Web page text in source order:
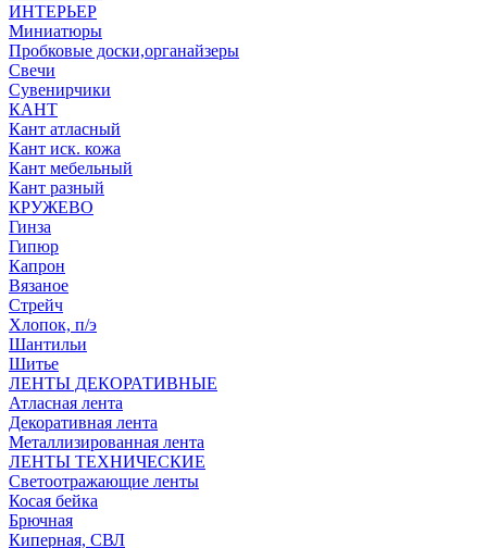
ИНТЕРЬЕР
Миниатюры
Пробковые доски,органайзеры
Свечи
Сувенирчики
КАНТ
Кант атласный
Кант иск. кожа
Кант мебельный
Кант разный
КРУЖЕВО
Гинза
Гипюр
Капрон
Вязаное
Стрейч
Хлопок, п/э
Шантильи
Шитье
ЛЕНТЫ ДЕКОРАТИВНЫЕ
Атласная лента
Декоративная лента
Металлизированная лента
ЛЕНТЫ ТЕХНИЧЕСКИЕ
Светоотражающие ленты
Косая бейка
Брючная
Киперная, СВЛ